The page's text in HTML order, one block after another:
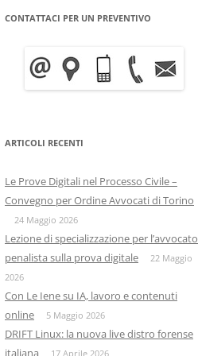
SU TELEGRAM
WRITE BLOCKER: COME
QUANTO COSTA
INFORMATICA GIURIDICA
DATA BREACH
DIGITAL FORENSICS
DISTRIBUZIONE FORENSE
BITCOIN FORENSICS E
BLOCKCHAIN
ONIF
OSINTITALIA
CONTATTACI PER UN PREVENTIVO
ARTICOLI RECENTI
Le Prove Digitali nel Processo Civile –
Convegno per Ordine Avvocati di Torino
24 Maggio 2026
Lezione di specializzazione per l’avvocato
penalista sulla prova digitale
22 Maggio
2026
Con Le Iene su IA, lavoro e contenuti
online
5 Maggio 2026
DRIFT Linux: la nuova live distro forense
italiana
17 Aprile 2026